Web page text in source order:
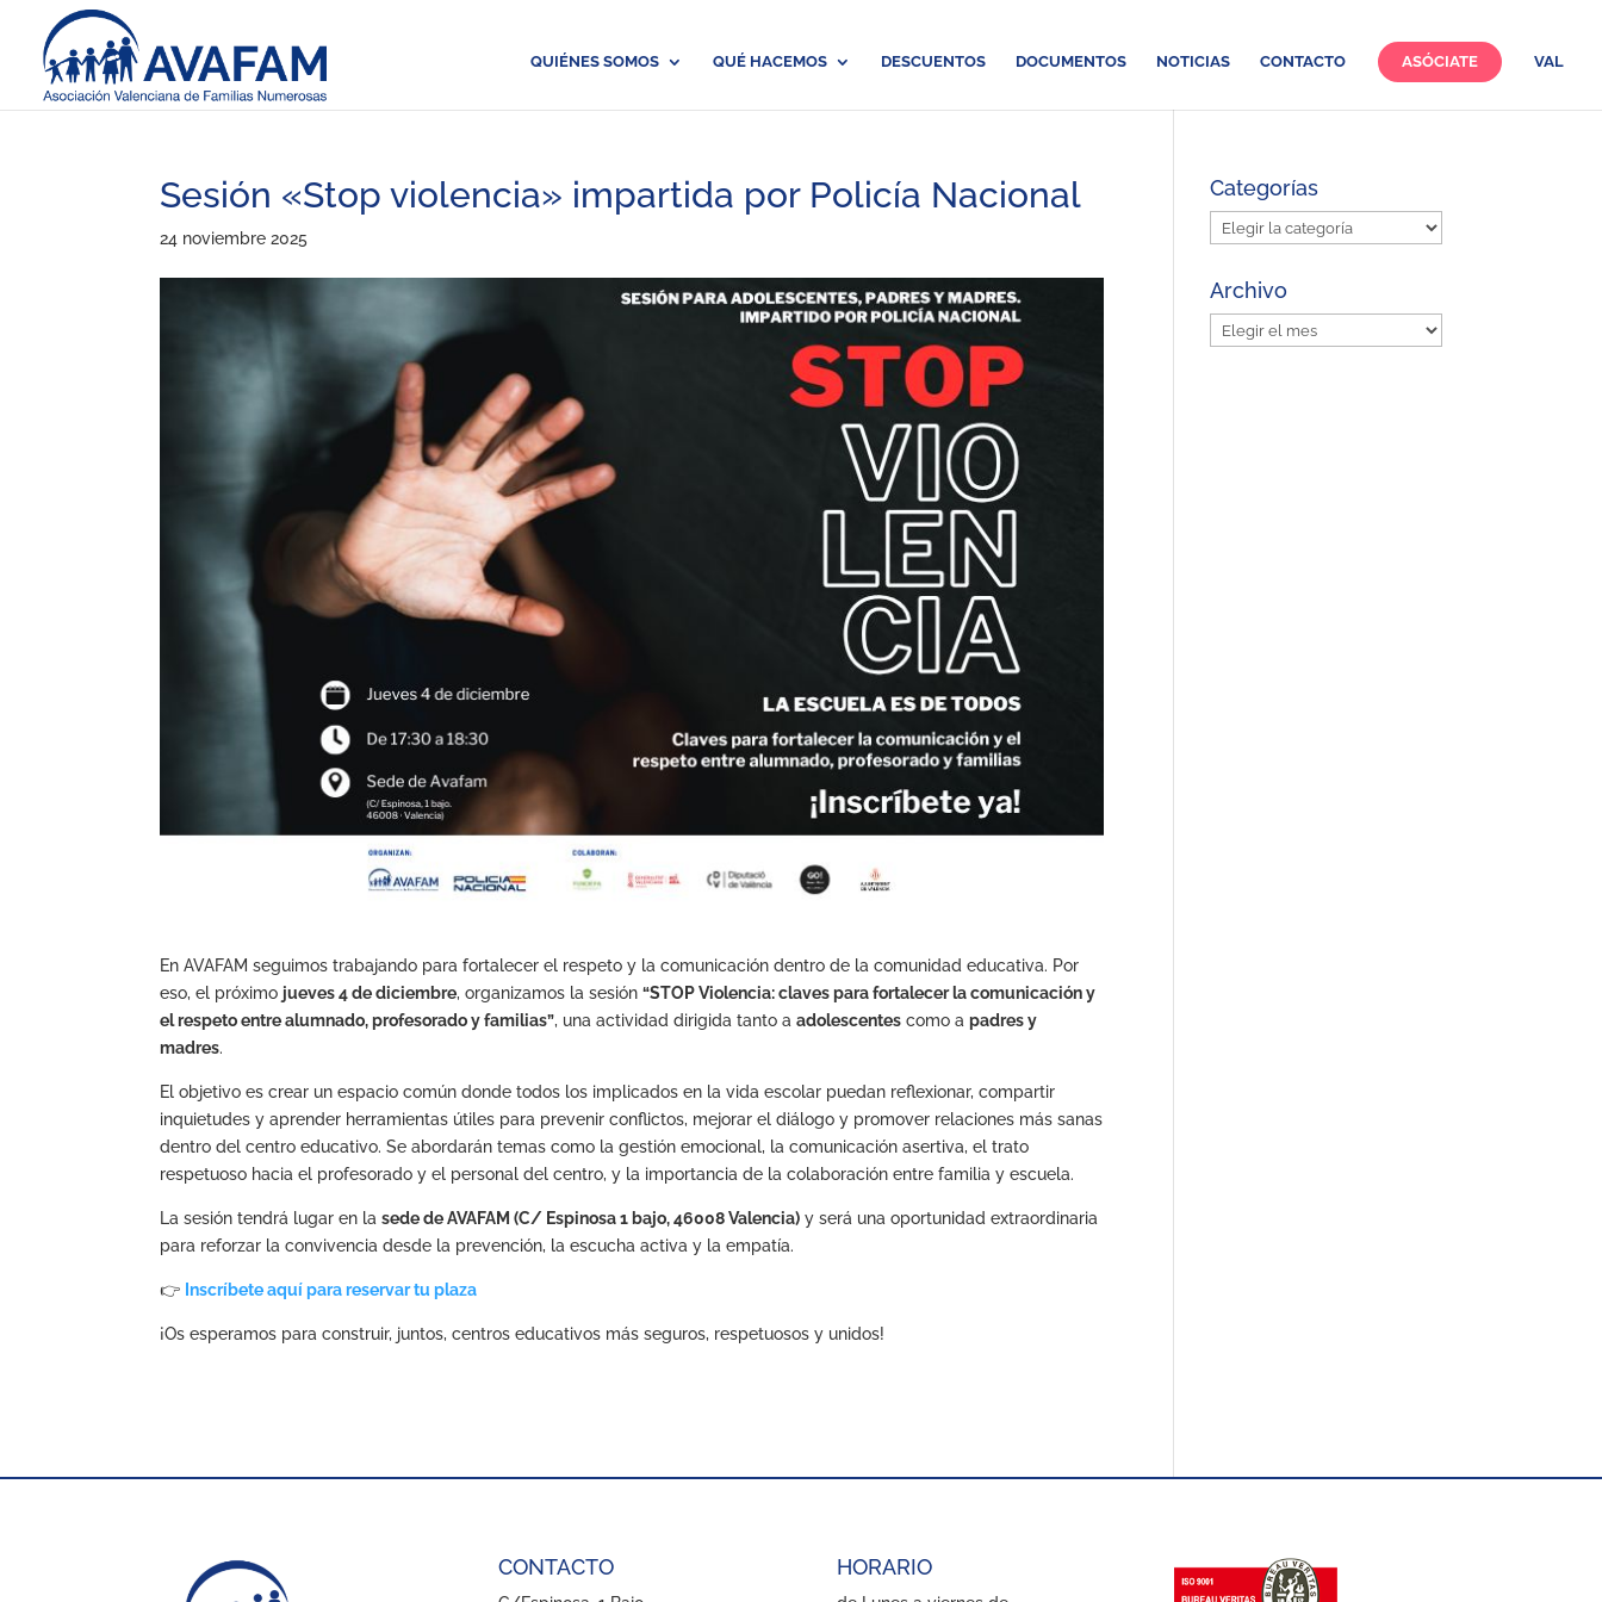
QUIÉNES SOMOS QUÉ HACEMOS DESCUENTOS DOCUMENTOS NOTICIAS CONTACTO ASÓCIATE VAL
Sesión «Stop violencia» impartida por Policía Nacional
24 noviembre 2025
En AVAFAM seguimos trabajando para fortalecer el respeto y la comunicación dentro de la comunidad educativa. Por
eso, el próximo jueves 4 de diciembre, organizamos la sesión“STOP Violencia: claves para fortalecer la comunicación y
el respeto entre alumnado, profesorado y familias”, una actividad dirigida tanto aadolescentes como apadres y
madres.
El objetivo es crear un espacio común donde todos los implicados en la vida escolar puedan reflexionar, compartir
inquietudes y aprender herramientas útiles para prevenir conflictos, mejorar el diálogo y promover relaciones más sanas
dentro del centro educativo. Se abordarán temas como la gestión emocional, la comunicación asertiva, el trato
respetuoso hacia el profesorado y el personal del centro, y la importancia de la colaboración entre familia y escuela.
La sesión tendrá lugar en lasede de AVAFAM (C/ Espinosa 1 bajo, 46008 Valencia) y será una oportunidad extraordinaria
para reforzar la convivencia desde la prevención, la escucha activa y la empatía.
👉 Inscríbete aquí para reservar tu plaza
¡Os esperamos para construir, juntos, centros educativos más seguros, respetuosos y unidos!
Categorías
Categorías
Archivo
Archivo
CONTACTO HORARIO